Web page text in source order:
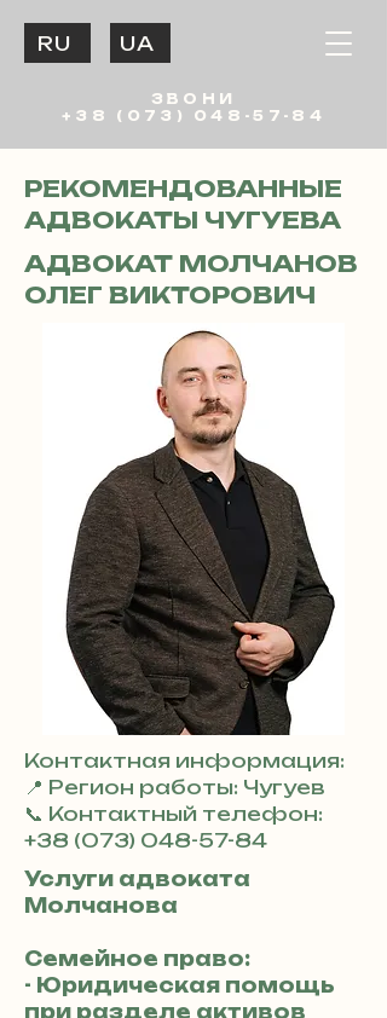
ЗВОНИ
+38 (073) 048-57-84
UA
RU
РЕКОМЕНДОВАННЫЕ
АДВОКАТЫ ЧУГУЕВА
АДВОКАТ МОЛЧАНОВ
ОЛЕГ ВИКТОРОВИЧ
Контактная информация:
📍 Регион работы: Чугуев
📞 Контактный телефон:
+38 (073) 048-57-84
Услуги адвоката
Молчанова
Семейное право:
- Юридическая помощь
при разделе активов